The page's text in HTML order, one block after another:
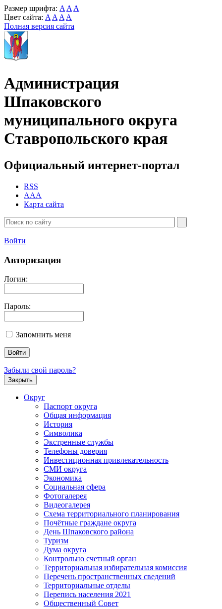
Размер шрифта: A A A
Цвет сайта: A A A A
Полная версия сайта
Администрация
Шпаковского
муниципального округа
Ставропольского края
Официальный интернет-портал
RSS
AAA
Карта сайта
Войти
Авторизация
Логин:
Пароль:
Запомнить меня
Забыли свой пароль?
Закрыть
Округ
Паспорт округа
Общая информация
История
Символика
Экстренные службы
Телефоны доверия
Инвестиционная привлекательность
СМИ округа
Экономика
Социальная сфера
Фотогалерея
Видеогалерея
Схема территориального планирования
Почётные граждане округа
День Шпаковского района
Туризм
Дума округа
Контрольно счетный орган
Территориальная избирательная комиссия
Перечень пространственных сведений
Территориальные отделы
Перепись населения 2021
Общественный Совет